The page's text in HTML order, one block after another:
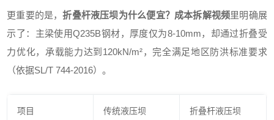
更重要的是，折叠杆液压坝为什么便宜？成本拆解视频里明确展
示了：主梁使用Q235B钢材，厚度仅为8-10mm，却通过折叠受
力优化，承载能力达到120kN/m²，完全满足地区防洪标准要求
（依据SL/T 744-2016）。
项目 传统液压坝 折叠杆液压坝